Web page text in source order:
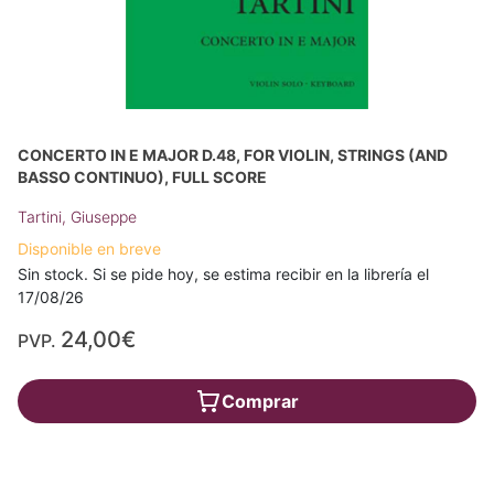
CONCERTO IN E MAJOR D.48, FOR VIOLIN, STRINGS (AND
BASSO CONTINUO), FULL SCORE
Tartini, Giuseppe
Disponible en breve
Sin stock. Si se pide hoy, se estima recibir en la librería el
17/08/26
PVP. 24,00€
Comprar